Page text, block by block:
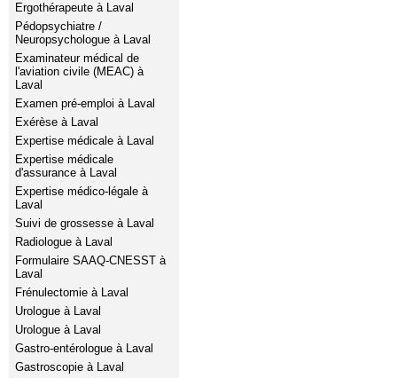
Ergothérapeute à Laval
Pédopsychiatre /
Neuropsychologue à Laval
Examinateur médical de
l'aviation civile (MEAC) à
Laval
Examen pré-emploi à Laval
Exérèse à Laval
Expertise médicale à Laval
Expertise médicale
d'assurance à Laval
Expertise médico-légale à
Laval
Suivi de grossesse à Laval
Radiologue à Laval
Formulaire SAAQ-CNESST à
Laval
Frénulectomie à Laval
Urologue à Laval
Urologue à Laval
Gastro-entérologue à Laval
Gastroscopie à Laval